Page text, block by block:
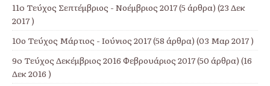
11o Τεύχος Σεπτέμβριος - Νοέμβριος 2017(5 άρθρα) (23 Δεκ
2017 )
10ο Τεύχος Μάρτιος - Ιούνιος 2017(58 άρθρα) (03 Μαρ 2017 )
9o Τεύχος Δεκέμβριος 2016 Φεβρουάριος 2017(50 άρθρα) (16
Δεκ 2016 )